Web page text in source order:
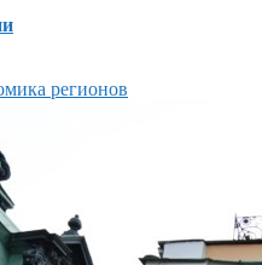
регионов